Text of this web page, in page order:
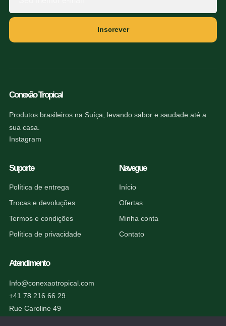
Inscrever
Conexão Tropical
Produtos brasileiros na Suíça, levando sabor e saudade até a
sua casa.
Instagram
Suporte
Política de entrega
Trocas e devoluções
Termos e condições
Política de privacidade
Navegue
Início
Ofertas
Minha conta
Contato
Atendimento
Info@conexaotropical.com
+41 78 216 66 29
Rue Caroline 49